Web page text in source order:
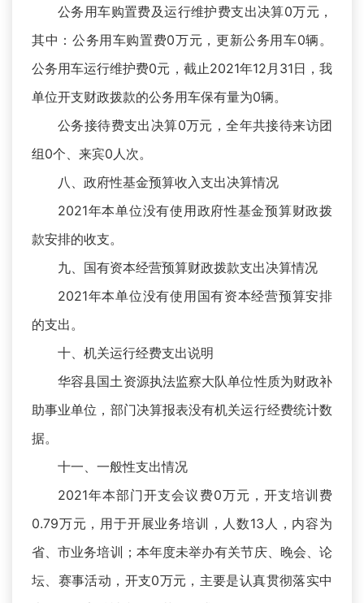
公务用车购置费及运行维护费支出决算0万元，
其中：公务用车购置费0万元，更新公务用车0辆。
公务用车运行维护费0元，截止2021年12月31日，我
单位开支财政拨款的公务用车保有量为0辆。
公务接待费支出决算0万元，全年共接待来访团
组0个、来宾0人次。
八、政府性基金预算收入支出决算情况
2021年本单位没有使用政府性基金预算财政拨
款安排的收支。
九、国有资本经营预算财政拨款支出决算情况
2021年本单位没有使用国有资本经营预算安排
的支出。
十、机关运行经费支出说明
华容县国土资源执法监察大队单位性质为财政补
助事业单位，部门决算报表没有机关运行经费统计数
据。
十一、一般性支出情况
2021年本部门开支会议费0万元，开支培训费
0.79万元，用于开展业务培训，人数13人，内容为
省、市业务培训；本年度未举办有关节庆、晚会、论
坛、赛事活动，开支0万元，主要是认真贯彻落实中